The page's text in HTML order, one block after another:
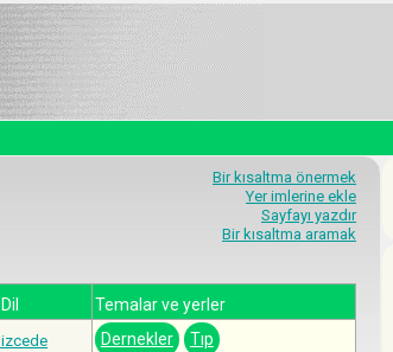
Bir kısaltma önermek
Yer imlerine ekle
Sayfayı yazdır
Bir kısaltma aramak
Dil
Temalar ve yerler
Dernekler Tıp